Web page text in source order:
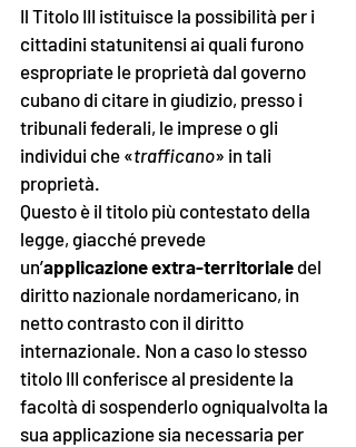
Il Titolo III istituisce la possibilità per i
cittadini statunitensi ai quali furono
espropriate le proprietà dal governo
cubano di citare in giudizio, presso i
tribunali federali, le imprese o gli
individui che «trafficano» in tali
proprietà.
Questo è il titolo più contestato della
legge, giacché prevede
un’applicazione extra-territoriale del
diritto nazionale nordamericano, in
netto contrasto con il diritto
internazionale. Non a caso lo stesso
titolo III conferisce al presidente la
facoltà di sospenderlo ogniqualvolta la
sua applicazione sia necessaria per